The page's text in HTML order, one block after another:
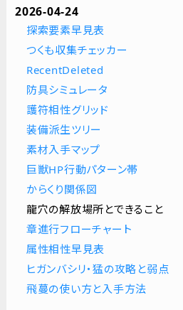
2026-04-24
探索要素早見表
つくも収集チェッカー
RecentDeleted
防具シミュレータ
護符相性グリッド
装備派生ツリー
素材入手マップ
巨獣HP行動パターン帯
からくり関係図
龍穴の解放場所とできること
章進行フローチャート
属性相性早見表
ヒガンバシリ・猛の攻略と弱点
飛蔓の使い方と入手方法